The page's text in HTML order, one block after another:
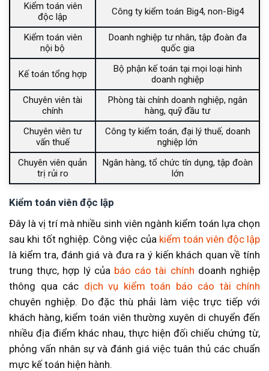
Khi nào nên học các chứng chỉ nghề nghiệp?
Có nên học ngành kiểm toán không?
Vì sao ngành kiểm toán được nhiều người lựa
chọn?
Những thách thức khi theo đuổi nghề kiểm toán
Ai nên lựa chọn ngành kiểm toán?
Kết luận
Thông tin liên hệ dịch vụ tại MAN – Master
Accountant Network
Câu hỏi thường gặp
Học ngành kiểm toán ra làm gì?
Học ngành kiểm toán có dễ xin việc không?
Mức lương ngành kiểm toán là bao nhiêu?
Kiểm toán viên
độc lập
Công ty kiểm toán Big4, non-Big4
Kiểm toán viên
nội bộ
Doanh nghiệp tư nhân, tập đoàn đa
quốc gia
Kế toán tổng hợp
Bộ phận kế toán tại mọi loại hình
doanh nghiệp
Chuyên viên tài
chính
Phòng tài chính doanh nghiệp, ngân
hàng, quỹ đầu tư
Chuyên viên tư
vấn thuế
Công ty kiểm toán, đại lý thuế, doanh
nghiệp lớn
Chuyên viên quản
trị rủi ro
Ngân hàng, tổ chức tín dụng, tập đoàn
lớn
Kiểm toán viên độc lập
Đây là vị trí mà nhiều sinh viên ngành kiểm toán lựa chọn
sau khi tốt nghiệp. Công việc của kiểm toán viên độc lập
là kiểm tra, đánh giá và đưa ra ý kiến khách quan về tính
trung thực, hợp lý của báo cáo tài chính doanh nghiệp
thông qua các dịch vụ kiểm toán báo cáo tài chính
chuyên nghiệp. Do đặc thù phải làm việc trực tiếp với
khách hàng, kiểm toán viên thường xuyên di chuyển đến
nhiều địa điểm khác nhau, thực hiện đối chiếu chứng từ,
phỏng vấn nhân sự và đánh giá việc tuân thủ các chuẩn
mực kế toán hiện hành.